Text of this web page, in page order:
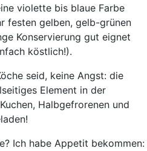
violette bis blaue Farbe
festen gelben, gelb-grünen
Konservierung gut eignet
köstlich!).
seid, keine Angst: die
Element in der
Halbgefrorenen und
Ich habe Appetit bekommen: